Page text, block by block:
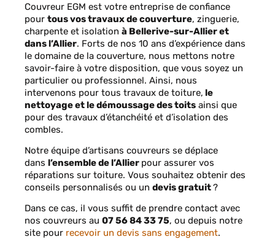
Couvreur EGM est votre entreprise de confiance
pour tous vos travaux de couverture, zinguerie,
charpente et isolation à Bellerive-sur-Allier et
dans l’Allier. Forts de nos 10 ans d’expérience dans
le domaine de la couverture, nous mettons notre
savoir-faire à votre disposition, que vous soyez un
particulier ou professionnel. Ainsi, nous
intervenons pour tous travaux de toiture, le
nettoyage et le démoussage des toits ainsi que
pour des travaux d’étanchéité et d’isolation des
combles.
Notre équipe d’artisans couvreurs se déplace
dans l’ensemble de l’Allier pour assurer vos
réparations sur toiture. Vous souhaitez obtenir des
conseils personnalisés ou un devis gratuit?
Dans ce cas, il vous suffit de prendre contact avec
nos couvreurs au 07 56 84 33 75, ou depuis notre
site pour recevoir un devis sans engagement.